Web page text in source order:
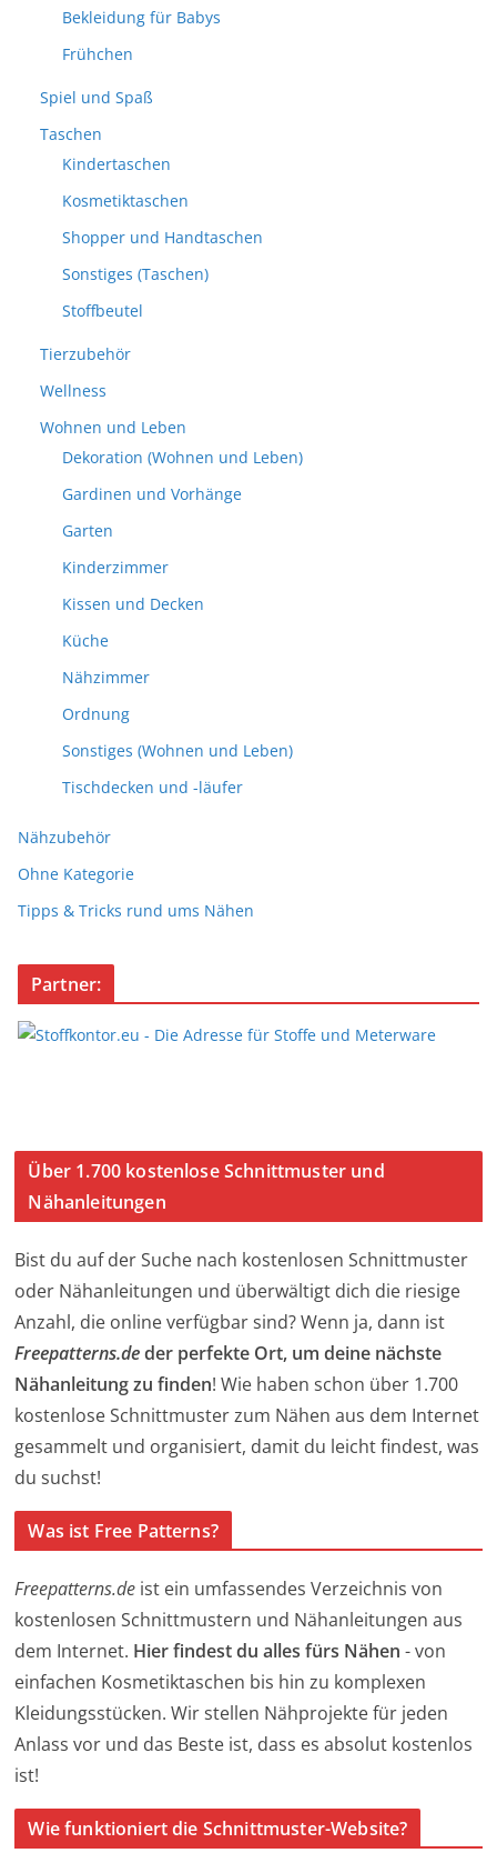
Bekleidung für Babys
Frühchen
Spiel und Spaß
Taschen
Kindertaschen
Kosmetiktaschen
Shopper und Handtaschen
Sonstiges (Taschen)
Stoffbeutel
Tierzubehör
Wellness
Wohnen und Leben
Dekoration (Wohnen und Leben)
Gardinen und Vorhänge
Garten
Kinderzimmer
Kissen und Decken
Küche
Nähzimmer
Ordnung
Sonstiges (Wohnen und Leben)
Tischdecken und -läufer
Nähzubehör
Ohne Kategorie
Tipps & Tricks rund ums Nähen
Partner:
Über 1.700 kostenlose Schnittmuster und
Nähanleitungen
Bist du auf der Suche nach kostenlosen Schnittmuster
oder Nähanleitungen und überwältigt dich die riesige
Anzahl, die online verfügbar sind? Wenn ja, dann ist
Freepatterns.deder perfekte Ort, um deine nächste
Nähanleitung zu finden! Wie haben schon über 1.700
kostenlose Schnittmuster zum Nähen aus dem Internet
gesammelt und organisiert, damit du leicht findest, was
du suchst!
Was ist Free Patterns?
Freepatterns.de ist ein umfassendes Verzeichnis von
kostenlosen Schnittmustern und Nähanleitungen aus
dem Internet. Hier findest du alles fürs Nähen - von
einfachen Kosmetiktaschen bis hin zu komplexen
Kleidungsstücken. Wir stellen Nähprojekte für jeden
Anlass vor und das Beste ist, dass es absolut kostenlos
ist!
Wie funktioniert die Schnittmuster-Website?